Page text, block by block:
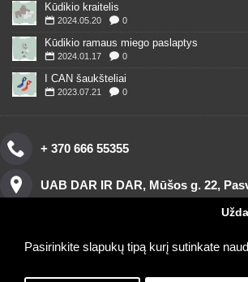
Pasirinkite slapukų tipą kurį sutinkate
Kūdikio kraitelis
2024.05.20 0
Kūdikio ramaus miego paslaptys
2024.01.17 0
I CAN šaukšteliai
2023.07.21 0
+ 370 666 55355
UAB DAR IR DAR, Mūšos g. 22,
Copyright © 2016, www.darirdar.lt visos teisės